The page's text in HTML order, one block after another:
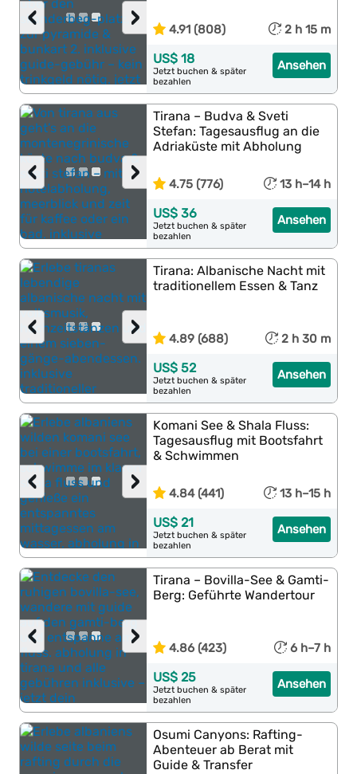
›
‹ 4.91 (808) 2 h 15 m
Ansehen
US$ 18
Jetzt buchen & später
bezahlen
›
‹
Tirana – Budva & Sveti
Stefan: Tagesausflug an die
Adriaküste mit Abholung
4.75 (776) 13 h–14 h
Ansehen
US$ 36
Jetzt buchen & später
bezahlen
›
‹
Tirana: Albanische Nacht mit
traditionellem Essen & Tanz
4.89 (688) 2 h 30 m
Ansehen
US$ 52
Jetzt buchen & später
bezahlen
›
‹
Komani See & Shala Fluss:
Tagesausflug mit Bootsfahrt
& Schwimmen
4.84 (441) 13 h–15 h
Ansehen
US$ 21
Jetzt buchen & später
bezahlen
›
‹
Tirana – Bovilla-See & Gamti-
Berg: Geführte Wandertour
4.86 (423) 6 h–7 h
Ansehen
US$ 25
Jetzt buchen & später
bezahlen
Osumi Canyons: Rafting-
Abenteuer ab Berat mit
Guide & Transfer